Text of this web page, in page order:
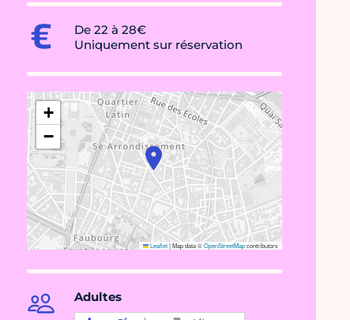
De 22 à 28€
Uniquement sur réservation
+
−
Leaflet|Map data ©OpenStreetMapcontributors
Adultes